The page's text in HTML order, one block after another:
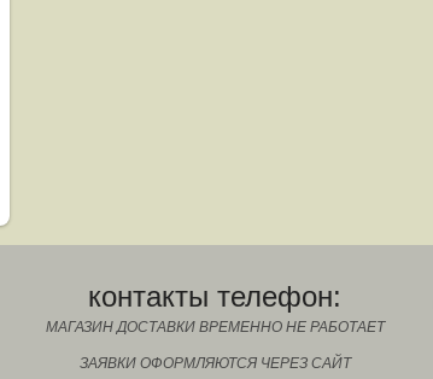
контакты телефон:
МАГАЗИН ДОСТАВКИ ВРЕМЕННО НЕ РАБОТАЕТ
ЗАЯВКИ ОФОРМЛЯЮТСЯ ЧЕРЕЗ САЙТ